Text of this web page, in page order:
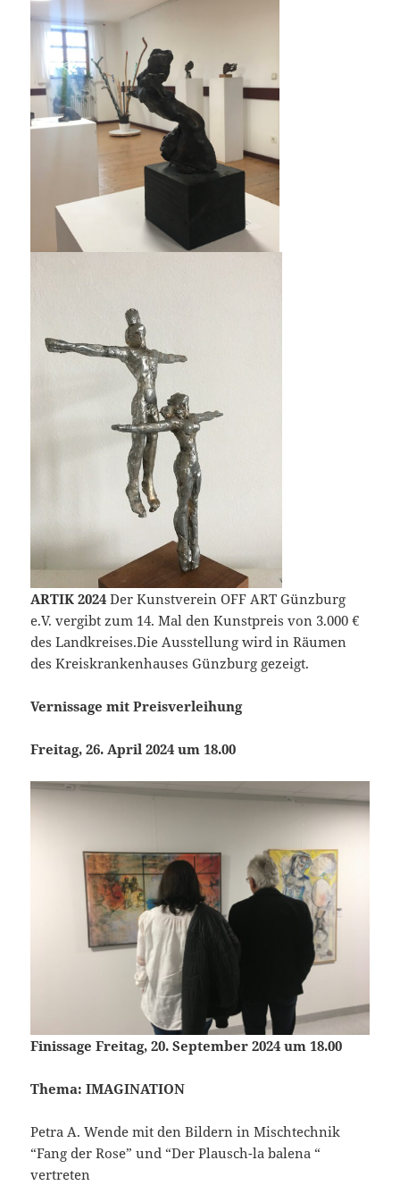
ARTIK 2024Der Kunstverein OFF ART Günzburg
e.V. vergibt zum 14. Mal den Kunstpreis von 3.000 €
des Landkreises.Die Ausstellung wird in Räumen
des Kreiskrankenhauses Günzburg gezeigt.
Vernissage mit Preisverleihung
Freitag, 26. April 2024 um 18.00
Finissage Freitag, 20. September 2024 um 18.00
Thema: IMAGINATION
Petra A. Wende mit den Bildern in Mischtechnik
“Fang der Rose” und “Der Plausch-la balena “
vertreten